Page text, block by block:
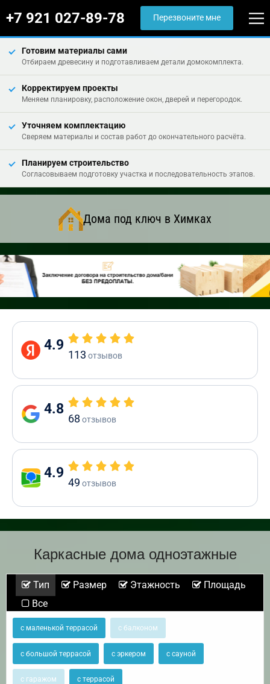
+7 921 027-89-78 Перезвоните мне
Готовим материалы сами
Отбираем древесину и подготавливаем детали домокомплекта.
Корректируем проекты
Меняем планировку, расположение окон, дверей и перегородок.
Уточняем комплектацию
Сверяем материалы и состав работ до окончательного расчёта.
Планируем строительство
Согласовываем подготовку участка и последовательность этапов.
Дома под ключ в Химках
4.9
113 отзывов
4.8
68 отзывов
4.9
49 отзывов
Каркасные дома одноэтажные
Тип Размер Этажность
Площадь
Все
с маленькой террасой с балконом
с большой террасой с эркером с сауной
с гаражом с террасой